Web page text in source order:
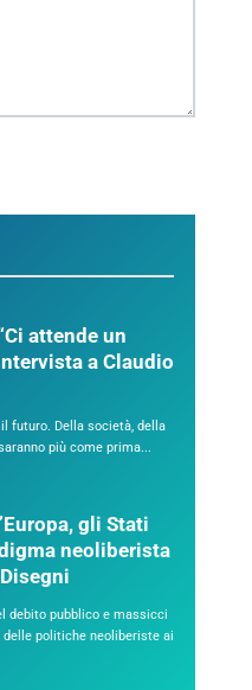
attende un
a Claudio
futuro. Della società, della
più come prima...
gli Stati
neoliberista
debito pubblico e massicci
politiche neoliberiste ai